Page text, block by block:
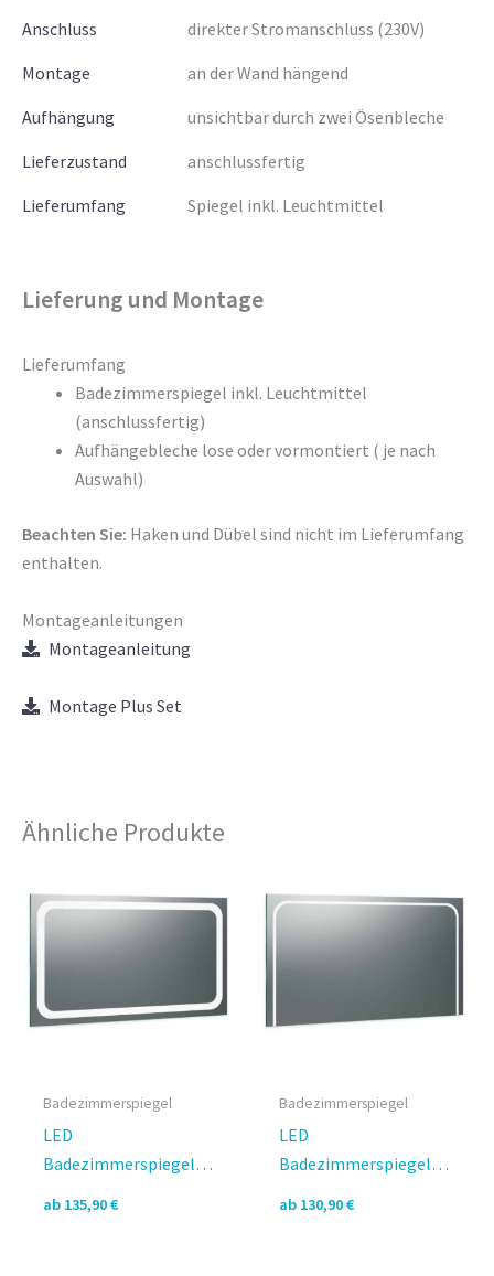
Anschluss
direkter Stromanschluss (230V)
Montage
an der Wand hängend
Aufhängung
unsichtbar durch zwei Ösenbleche
Lieferzustand
anschlussfertig
Lieferumfang
Spiegel inkl. Leuchtmittel
Lieferung und Montage
Lieferumfang
Badezimmerspiegel inkl. Leuchtmittel
(anschlussfertig)
Aufhängebleche lose oder vormontiert ( je nach
Auswahl)
Beachten Sie: Haken und Dübel sind nicht im Lieferumfang
enthalten.
Montageanleitungen
Montageanleitung
Montage Plus Set
Ähnliche Produkte
Badezimmerspiegel
LED
Badezimmerspiegel
rundherum Design
ab 135,90€
Badezimmerspiegel
LED
Badezimmerspiegel
links oben rechts
ab 130,90€